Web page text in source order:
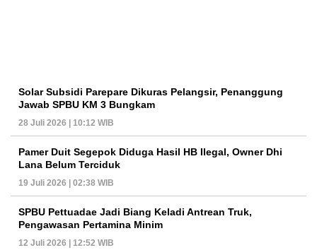
Solar Subsidi Parepare Dikuras Pelangsir, Penanggung
Jawab SPBU KM 3 Bungkam
28 Juli 2026 | 10:12 WIB
Pamer Duit Segepok Diduga Hasil HB Ilegal, Owner Dhi
Lana Belum Terciduk
19 Juli 2026 | 02:38 WIB
SPBU Pettuadae Jadi Biang Keladi Antrean Truk,
Pengawasan Pertamina Minim
12 Juli 2026 | 12:52 WIB